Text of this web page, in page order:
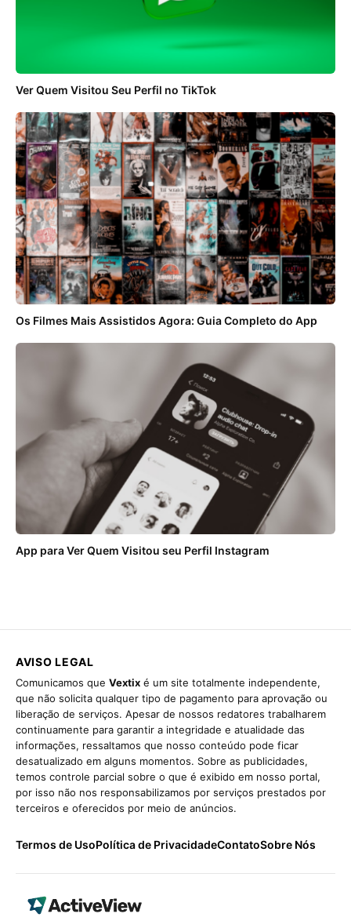
Ver Quem Visitou Seu Perfil no TikTok
Os Filmes Mais Assistidos Agora: Guia Completo do App
App para Ver Quem Visitou seu Perfil Instagram
AVISO LEGAL
Comunicamos que Vextix é um site totalmente independente,
que não solicita qualquer tipo de pagamento para aprovação ou
liberação de serviços. Apesar de nossos redatores trabalharem
continuamente para garantir a integridade e atualidade das
informações, ressaltamos que nosso conteúdo pode ficar
desatualizado em alguns momentos. Sobre as publicidades,
temos controle parcial sobre o que é exibido em nosso portal,
por isso não nos responsabilizamos por serviços prestados por
terceiros e oferecidos por meio de anúncios.
Termos de UsoPolítica de PrivacidadeContatoSobre Nós